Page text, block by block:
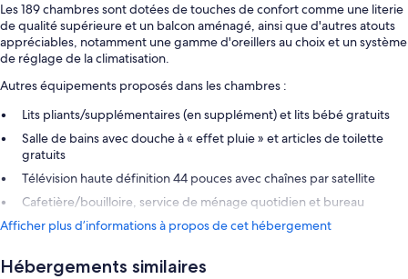
Les 189 chambres sont dotées de touches de confort comme une literie
de qualité supérieure et un balcon aménagé, ainsi que d'autres atouts
appréciables, notamment une gamme d'oreillers au choix et un système
de réglage de la climatisation.
Autres équipements proposés dans les chambres :
Lits pliants/supplémentaires (en supplément) et lits bébé gratuits
Salle de bains avec douche à « effet pluie » et articles de toilette
gratuits
Télévision haute définition 44 pouces avec chaînes par satellite
Cafetière/bouilloire, service de ménage quotidien et bureau
Afficher plus d’informations à propos de cet hébergement
Hébergements similaires